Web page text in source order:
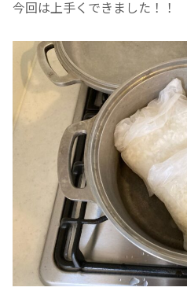
今回は上手くできました！！